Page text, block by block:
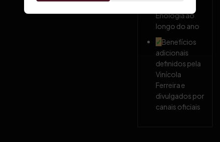
Enologia ao
longo do ano
✓Benefícios
adicionais
definidos pela
Vinícola
Ferreira e
divulgados por
canais oficiais